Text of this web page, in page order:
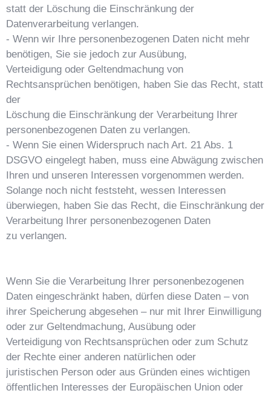
statt der Löschung die Einschränkung der
Datenverarbeitung verlangen.
- Wenn wir Ihre personenbezogenen Daten nicht mehr
benötigen, Sie sie jedoch zur Ausübung,
Verteidigung oder Geltendmachung von
Rechtsansprüchen benötigen, haben Sie das Recht, statt
der
Löschung die Einschränkung der Verarbeitung Ihrer
personenbezogenen Daten zu verlangen.
- Wenn Sie einen Widerspruch nach Art. 21 Abs. 1
DSGVO eingelegt haben, muss eine Abwägung zwischen
Ihren und unseren Interessen vorgenommen werden.
Solange noch nicht feststeht, wessen Interessen
überwiegen, haben Sie das Recht, die Einschränkung der
Verarbeitung Ihrer personenbezogenen Daten
zu verlangen.
Wenn Sie die Verarbeitung Ihrer personenbezogenen
Daten eingeschränkt haben, dürfen diese Daten – von
ihrer Speicherung abgesehen – nur mit Ihrer Einwilligung
oder zur Geltendmachung, Ausübung oder
Verteidigung von Rechtsansprüchen oder zum Schutz
der Rechte einer anderen natürlichen oder
juristischen Person oder aus Gründen eines wichtigen
öffentlichen Interesses der Europäischen Union oder